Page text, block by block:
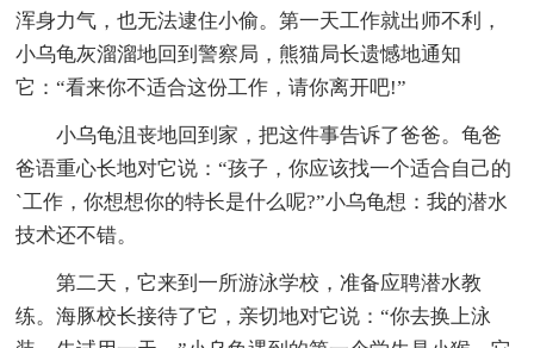
浑身力气，也无法逮住小偷。第一天工作就出师不利，
小乌龟灰溜溜地回到警察局，熊猫局长遗憾地通知
它：“看来你不适合这份工作，请你离开吧!”
小乌龟沮丧地回到家，把这件事告诉了爸爸。龟爸
爸语重心长地对它说：“孩子，你应该找一个适合自己的
`工作，你想想你的特长是什么呢?”小乌龟想：我的潜水
技术还不错。
第二天，它来到一所游泳学校，准备应聘潜水教
练。海豚校长接待了它，亲切地对它说：“你去换上泳